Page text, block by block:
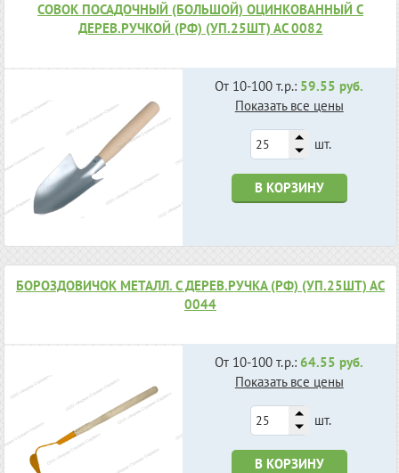
СОВОК ПОСАДОЧНЫЙ (БОЛЬШОЙ) ОЦИНКОВАННЫЙ С
ДЕРЕВ.РУЧКОЙ (РФ) (УП.25ШТ) АС 0082
От 10-100 т.р.: 59.55 руб.
Показать все цены
шт.
В КОРЗИНУ
БОРОЗДОВИЧОК МЕТАЛЛ. С ДЕРЕВ.РУЧКА (РФ) (УП.25ШТ) АС
0044
От 10-100 т.р.:64.55 руб.
Показать все цены
шт.
В КОРЗИНУ